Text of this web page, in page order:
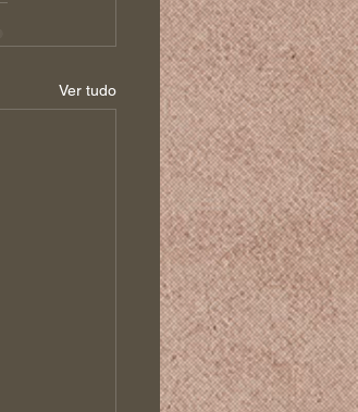
Ver tudo